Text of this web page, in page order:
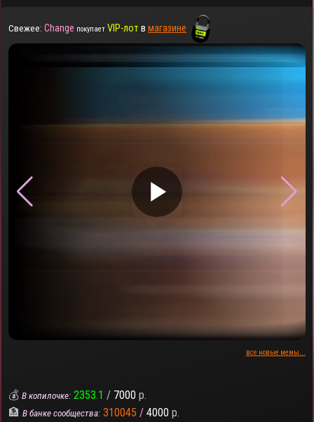
Свежее: Change покупает VIP-лотвмагазине
▶
все новые мемы...
💰В копилочке: 2353.1 / 7000 р.
🏦В банке сообщества: 310045 / 4000 р.